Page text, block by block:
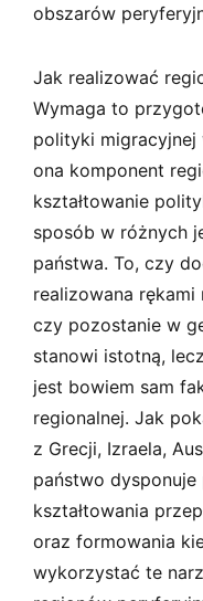
obszarów
Jak realizować
Wymaga to
polityki migracyjnej
ona komponent
kształtowanie
sposób w różnych
państwa. To, czy
realizowana
czy pozostanie w
stanowi istotną,
jest bowiem sam
regionalnej. Jak
z Grecji, Izraela,
państwo
kształtowania
oraz formowania
wykorzystać te